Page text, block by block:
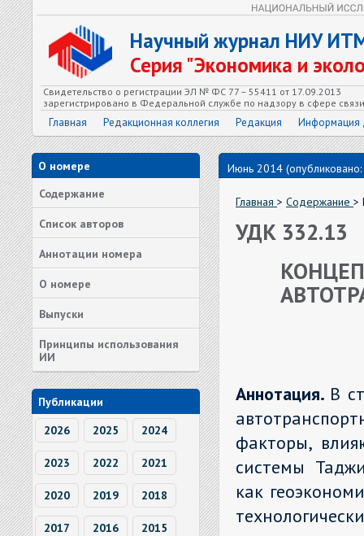
Научный журнал НИУ
Серия "Экономика и
Свидетельство о регистрации ЭЛ № ФС 77 – 55411 от 17.09.2013
зарегистрировано в Федеральной службе по надзору в сфере
Главная Редакционная коллегия Редакция Информация
О номере
Содержание
Список авторов
Аннотации номера
О номере
Выпуски
Принципы использования
ИИ
Публикации
2026
2025 2024
2023 2022 2021
2020 2019 2018
2017 2016 2015
Июнь 2014
Главная > Содержание >
УДК 332.13
Аннотация. В
факторы,
системы
как